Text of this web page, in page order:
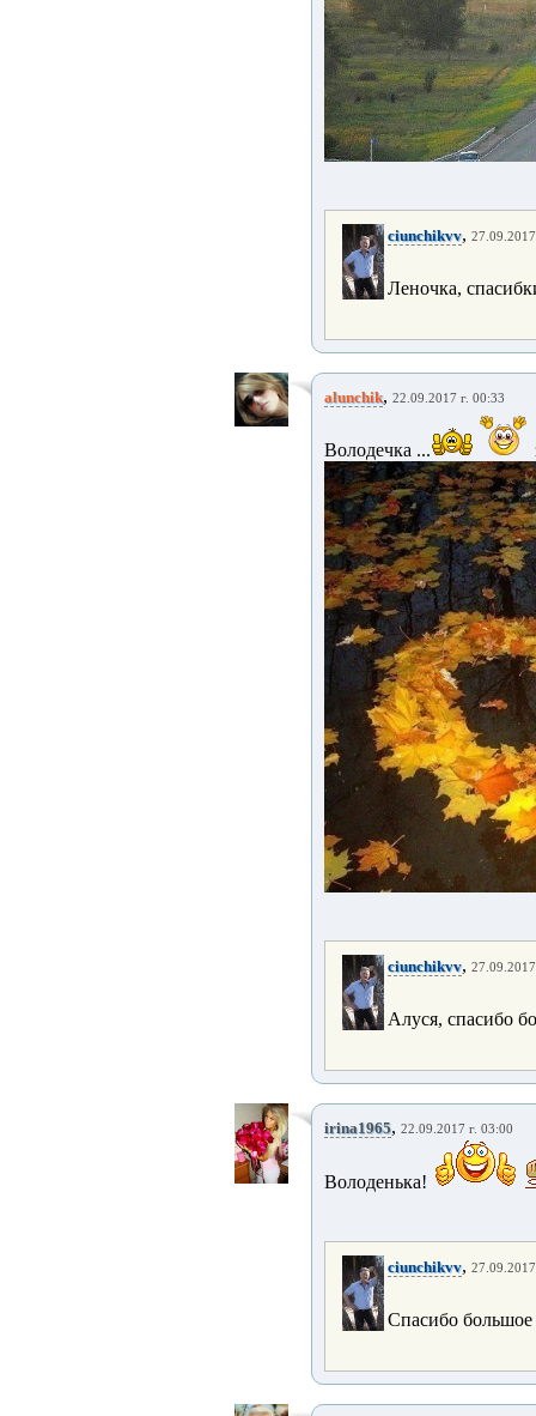
ciunchikvv,
Леночка,
alunchik, 22.09.2017 г. 00:33
Володечка ...
ciunchikvv,
Алуся, спасибо
irina1965, 22.09.2017 г. 03:00
Володенька!
ciunchikvv,
Спасибо